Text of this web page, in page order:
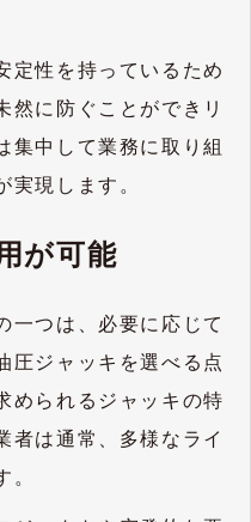
定性を持っているため
然に防ぐことができリ
集中して業務に取り組
実現します。
が可能
一つは、必要に応じて
圧ジャッキを選べる点
められるジャッキの特
者は通常、多様なライ
。